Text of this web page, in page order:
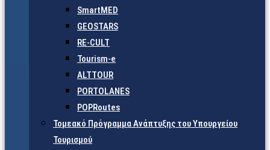
SmartMED
GEOSTARS
RE-CULT
Tourism-e
ALTTOUR
PORTOLANES
POPRoutes
Τομεακό Πρόγραμμα Ανάπτυξης του Υπουργείου
Τουρισμού